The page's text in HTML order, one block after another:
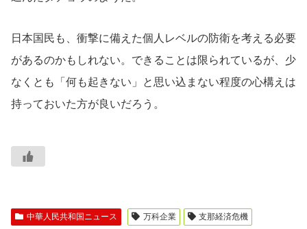
日本国民も、衝撃に備えた個人レベルの防衛を考える必要
があるのかもしれない。できることは限られているが、少
なくとも「何も起きない」と思い込まない程度の心構えは
持っておいた方が良いだろう。
中華人民共和国ニュース 万科企業 支那経済危機